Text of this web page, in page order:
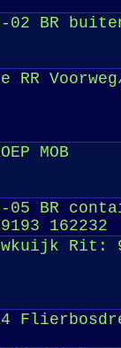
02 BR
RR
MOB
05 BR
162232
Rit: